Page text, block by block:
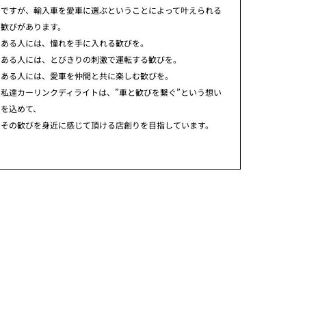
ですが、輸入車を愛車に選ぶということによって叶えられる
歓びがあります。
ある人には、憧れを手に入れる歓びを。
ある人には、とびきりの刺激で運転する歓びを。
ある人には、愛車を仲間と共に楽しむ歓びを。
私達カーリンクディライトは、”車と歓びを繋ぐ”という想い
を込めて、
その歓びを身近に感じて頂ける店創りを目指しています。